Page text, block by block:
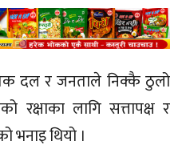
दल र जनताले निक्कै ठुलो
लागि सत्तापक्ष र
भनाइ थियो ।